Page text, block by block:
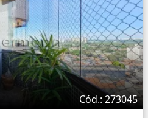
Cód.: 273045